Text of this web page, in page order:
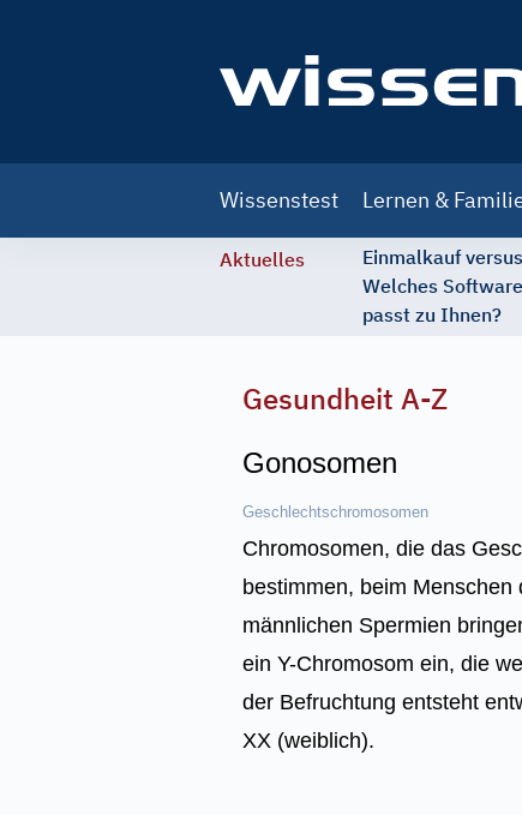
navigation
Wissenstest Lernen &
Aktuelles
Einmalkauf
Welches
passt zu Ihnen?
Gesundheit A-Z
Gonosomen
Geschlechtschromosomen
Chromosomen, die das
bestimmen, beim
männlichen Spermien
ein Y-Chromosom ein, die
der Befruchtung entsteht
XX (weiblich).